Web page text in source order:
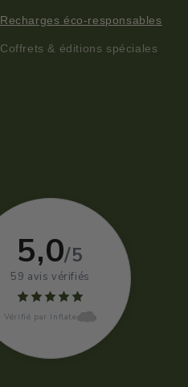
Recharges éco-responsables
Coffrets & éditions spéciales
5,0/5
59 avis vérifiés
Vérifié par Inflate